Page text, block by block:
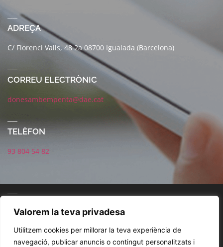
Valorem la teva privadesa
Utilitzem cookies per millorar la teva experiència de
navegació, publicar anuncis o contingut personalitzats i
ADREÇA
C/ Florenci Valls, 48 2a 08700 Igualada (Barcelona)
CORREU ELECTRÒNIC
donesambempenta@dae.cat
TELÈFON
93 804 54 82